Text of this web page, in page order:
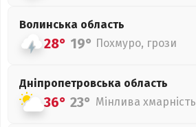
Волинська область
28° 19° Похмуро, грози
Дніпропетровська область
36° 23° Мінлива хмарність